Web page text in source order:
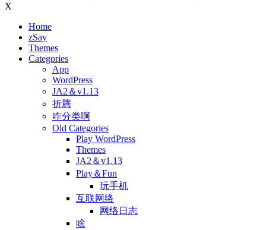
X
Home
zSay
Themes
Categories
App
WordPress
JA2＆v1.13
折腾
咋分类啊
Old Categories
Play WordPress
Themes
JA2＆v1.13
Play＆Fun
玩手机
互联网络
网络日志
啥